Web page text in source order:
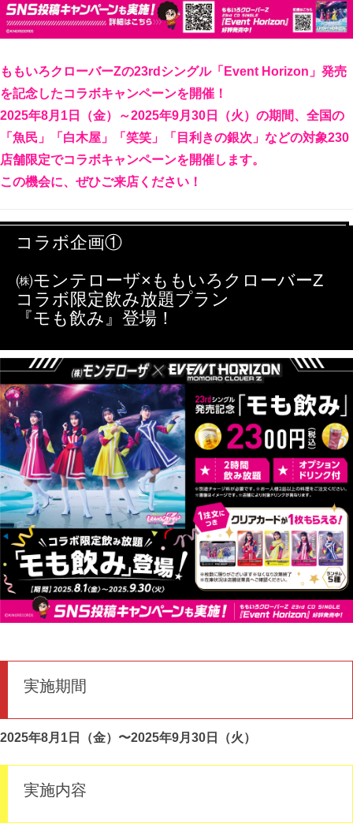
ももいろクローバーZの23rdシングル「Event Horizon」発売
を記念したコラボキャンペーンを開催！
2025年8月1日（金）～2025年9月30日（火）の期間、全国の
「魚民」「白木屋」「笑笑」「目利きの銀次」などの対象230
店舗限定でコラボキャンペーンを開催します。
この機会に、ぜひご来店ください！
コラボ企画①
㈱モンテローザ×ももいろクローバーZ
コラボ限定飲み放題プラン
『モも飲み』登場！
実施期間
2025年8月1日（金）〜2025年9月30日（火）
実施内容